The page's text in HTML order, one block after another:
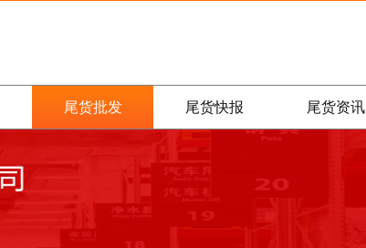
尾货批发 尾货快报 尾货资讯